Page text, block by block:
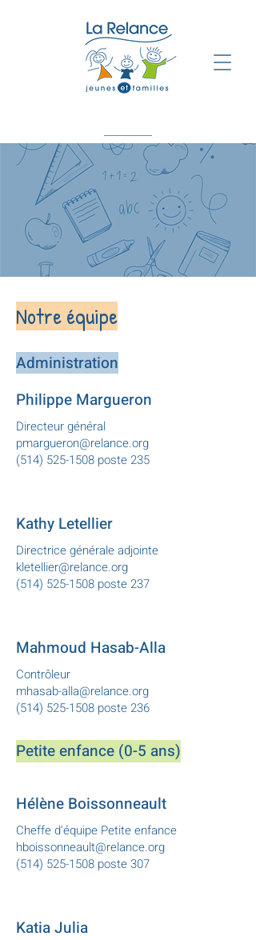
Notre équipe
Administration
Philippe Margueron
Directeur général
pmargueron@relance.org
(514) 525-1508 poste 235
Kathy Letellier
Directrice générale adjointe
kletellier@relance.org
(514) 525-1508 poste 237
Mahmoud Hasab-Alla
Contrôleur
mhasab-alla@relance.org
(514) 525-1508 poste 236
Petite enfance (0-5 ans)
Hélène Boissonneault
Cheffe d'équipe Petite enfance
hboissonneault@relance.org
(514) 525-1508 poste 307
Katia Julia